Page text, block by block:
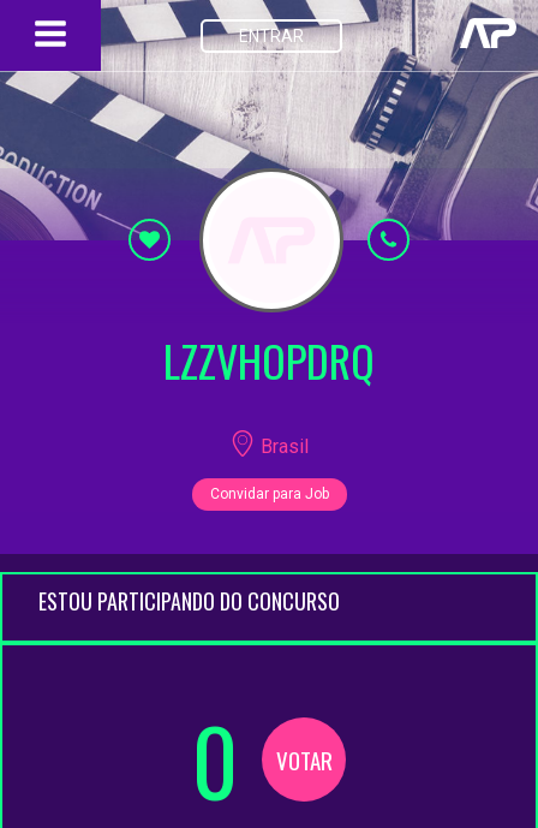
ENTRAR
LZZVHOPDRQ
Brasil
Convidar para Job
ESTOU PARTICIPANDO DO CONCURSO
0 VOTAR